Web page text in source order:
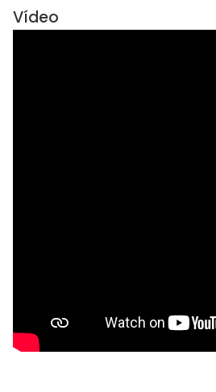
Vídeo